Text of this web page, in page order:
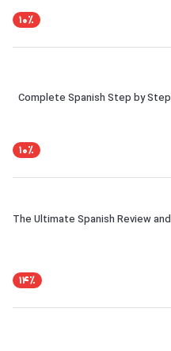
10٪
10٪
کتاب اسپانیایی The Ultimate Spanish Review and
14٪